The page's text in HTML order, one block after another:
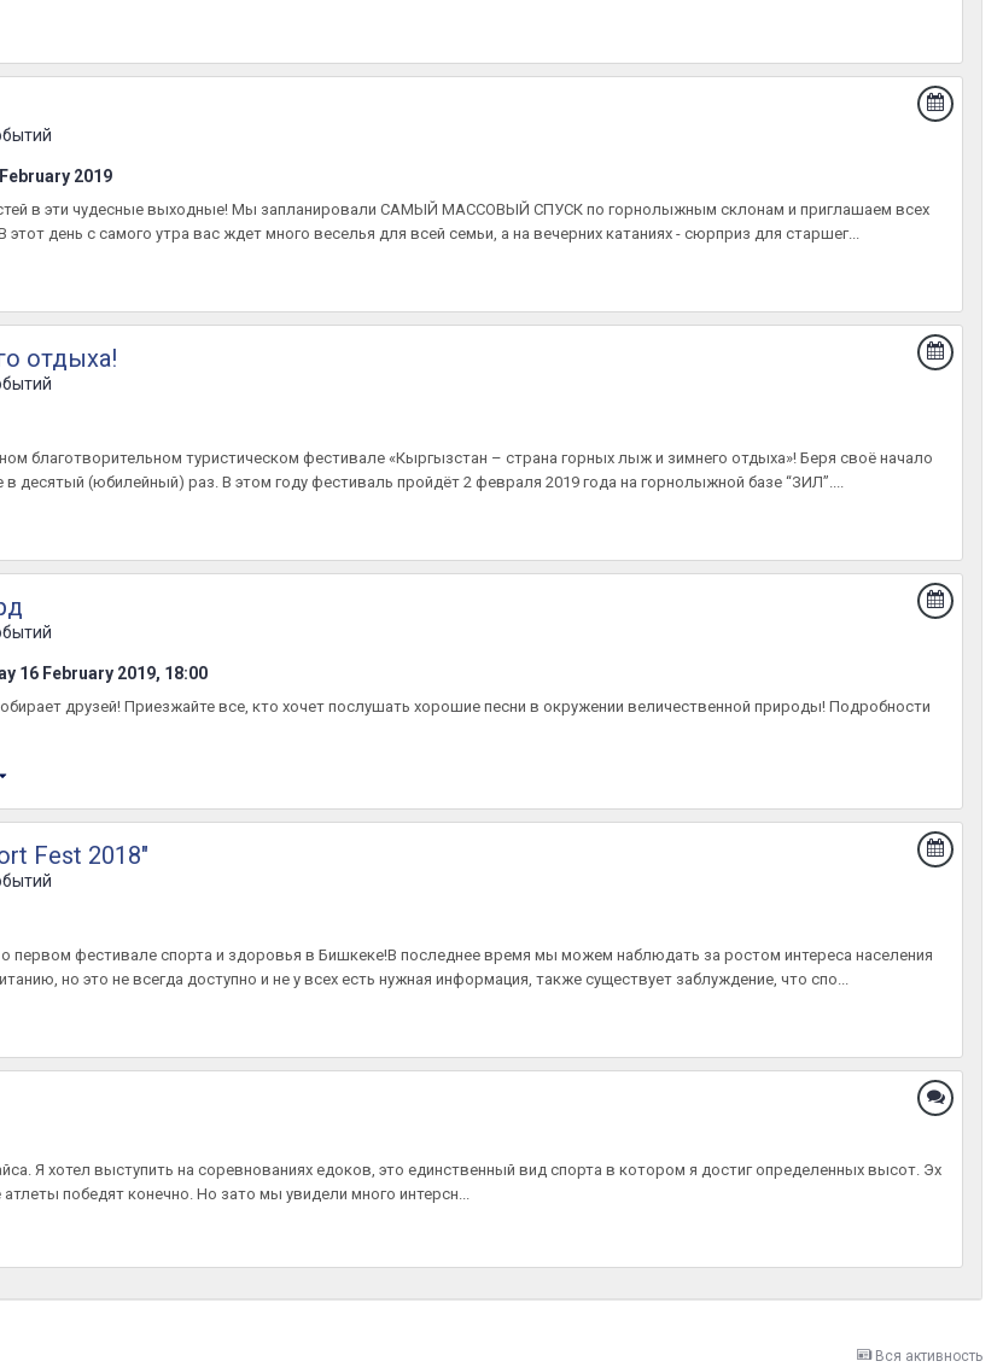
2019
в эти чудесные выходные! Мы запланировали САМЫЙ МАССОВЫЙ СПУСК по горнолыжным склонам и приглашаем всех
этот день с самого утра вас ждет много веселья для всей семьи, а на вечерних катаниях - сюрприз для старшег...
отдыха!
благотворительном туристическом фестивале «Кыргызстан – страна горных лыж и зимнего отдыха»! Беря своё начало
в десятый (юбилейный) раз. В этом году фестиваль пройдёт 2 февраля 2019 года на горнолыжной базе “ЗИЛ”....
16 February 2019, 18:00
друзей! Приезжайте все, кто хочет послушать хорошие песни в окружении величественной природы! Подробности
Fest 2018"
первом фестивале спорта и здоровья в Бишкеке!В последнее время мы можем наблюдать за ростом интереса населения
но это не всегда доступно и не у всех есть нужная информация, также существует заблуждение, что спо...
Я хотел выступить на соревнованиях едоков, это единственный вид спорта в котором я достиг определенных высот. Эх
победят конечно. Но зато мы увидели много интерсн...
Вся активность